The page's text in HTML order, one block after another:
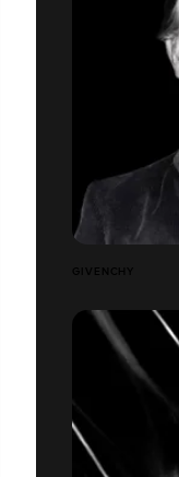
GIVENCHY